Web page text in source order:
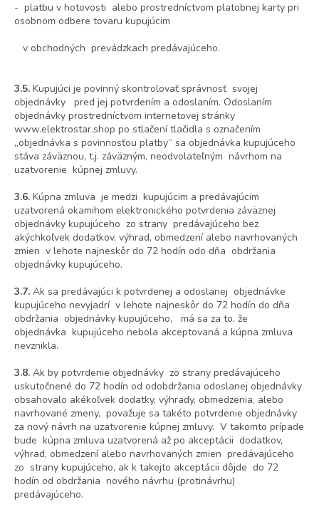
- platbu v hotovosti alebo prostredníctvom platobnej karty pri
osobnom odbere tovaru kupujúcim
v obchodných prevádzkach predávajúceho.
3.5. Kupujúci je povinný skontrolovať správnosť svojej
objednávky pred jej potvrdením a odoslaním. Odoslaním
objednávky prostredníctvom internetovej stránky
www.elektrostar.shop po stlačení tlačidla s označením
„objednávka s povinnosťou platby“ sa objednávka kupujúceho
stáva záväznou, t.j. záväzným, neodvolateľným návrhom na
uzatvorenie kúpnej zmluvy.
3.6. Kúpna zmluva je medzi kupujúcim a predávajúcim
uzatvorená okamihom elektronického potvrdenia záväznej
objednávky kupujúceho zo strany predávajúceho bez
akýchkoľvek dodatkov, výhrad, obmedzení alebo navrhovaných
zmien v lehote najneskôr do 72 hodín odo dňa obdržania
objednávky kupujúceho.
3.7. Ak sa predávajúci k potvrdenej a odoslanej objednávke
kupujúceho nevyjadrí v lehote najneskôr do 72 hodín do dňa
obdržania objednávky kupujúceho, má sa za to, že
objednávka kupujúceho nebola akceptovaná a kúpna zmluva
nevznikla.
3.8. Ak by potvrdenie objednávky zo strany predávajúceho
uskutočnené do 72 hodín od odobdržania odoslanej objednávky
obsahovalo akékoľvek dodatky, výhrady, obmedzenia, alebo
navrhované zmeny, považuje sa takéto potvrdenie objednávky
za nový návrh na uzatvorenie kúpnej zmluvy. V takomto prípade
bude kúpna zmluva uzatvorená až po akceptácii dodatkov,
výhrad, obmedzení alebo navrhovaných zmien predávajúceho
zo strany kupujúceho, ak k takejto akceptácii dôjde do 72
hodín od obdržania nového návrhu (protinávrhu)
predávajúceho.